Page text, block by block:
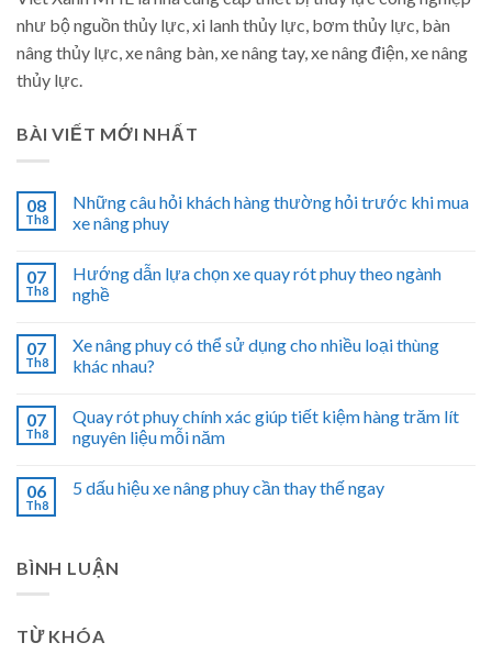
như bộ nguồn thủy lực, xi lanh thủy lực, bơm thủy lực, bàn
nâng thủy lực, xe nâng bàn, xe nâng tay, xe nâng điện, xe nâng
thủy lực.
BÀI VIẾT MỚI NHẤT
08
Th8
Những câu hỏi khách hàng thường hỏi trước khi mua
xe nâng phuy
07
Th8
Hướng dẫn lựa chọn xe quay rót phuy theo ngành
nghề
07
Th8
Xe nâng phuy có thể sử dụng cho nhiều loại thùng
khác nhau?
07
Th8
Quay rót phuy chính xác giúp tiết kiệm hàng trăm lít
nguyên liệu mỗi năm
06
Th8
5 dấu hiệu xe nâng phuy cần thay thế ngay
BÌNH LUẬN
TỪ KHÓA